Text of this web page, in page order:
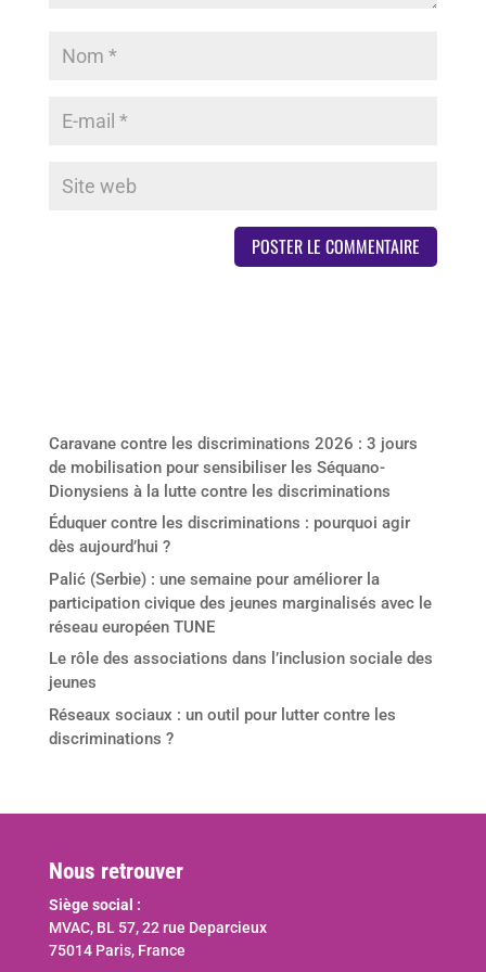
Caravane contre les discriminations 2026 : 3 jours
de mobilisation pour sensibiliser les Séquano-
Dionysiens à la lutte contre les discriminations
Éduquer contre les discriminations : pourquoi agir
dès aujourd’hui ?
Palić (Serbie) : une semaine pour améliorer la
participation civique des jeunes marginalisés avec le
réseau européen TUNE
Le rôle des associations dans l’inclusion sociale des
jeunes
Réseaux sociaux : un outil pour lutter contre les
discriminations ?
Nous retrouver
Siège social :
MVAC, BL 57, 22 rue Deparcieux
75014 Paris, France